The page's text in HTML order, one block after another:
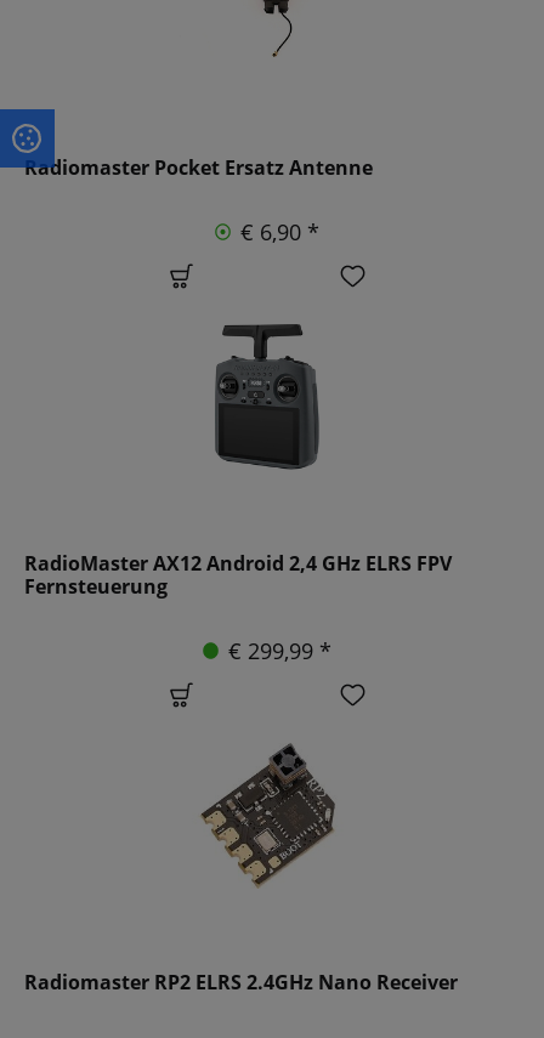
Radiomaster Pocket Ersatz Antenne
€ 6,90 *
RadioMaster AX12 Android 2,4 GHz ELRS FPV
Fernsteuerung
€ 299,99 *
Radiomaster RP2 ELRS 2.4GHz Nano Receiver